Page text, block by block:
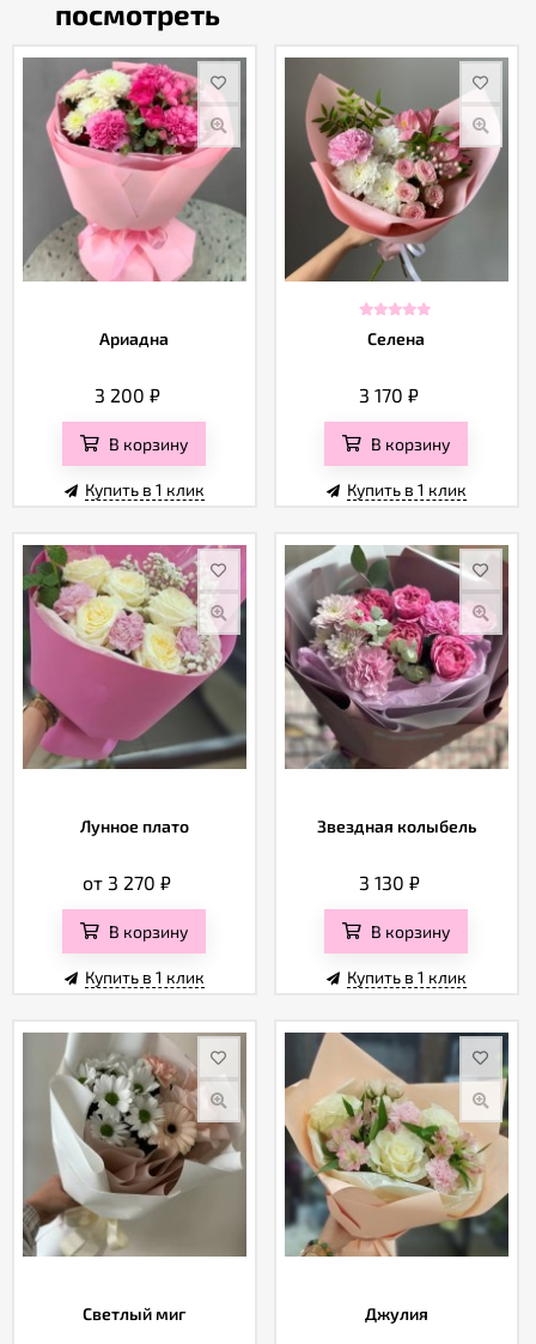
посмотреть
Ариадна
3 200 ₽
В корзину
Купить в 1 клик
Селена
3 170₽
В корзину
Купить в 1 клик
Лунное плато
от 3 270₽
В корзину
Купить в 1 клик
Звездная колыбель
3 130 ₽
В корзину
Купить в 1 клик
Светлый миг Джулия